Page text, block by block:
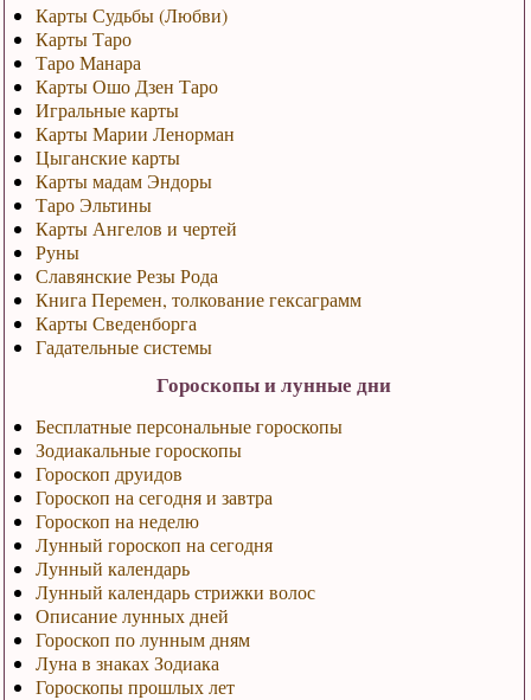
Карты Судьбы (Любви)
Карты Таро
Таро Манара
Карты Ошо Дзен Таро
Игральные карты
Карты Марии Ленорман
Цыганские карты
Карты мадам Эндоры
Таро Эльтины
Карты Ангелов и чертей
Руны
Славянские Резы Рода
Книга Перемен, толкование гексаграмм
Карты Сведенборга
Гадательные системы
Гороскопы и лунные дни
Бесплатные персональные гороскопы
Зодиакальные гороскопы
Гороскоп друидов
Гороскоп на сегодня и завтра
Гороскоп на неделю
Лунный гороскоп на сегодня
Лунный календарь
Лунный календарь стрижки волос
Описание лунных дней
Гороскоп по лунным дням
Луна в знаках Зодиака
Гороскопы прошлых лет